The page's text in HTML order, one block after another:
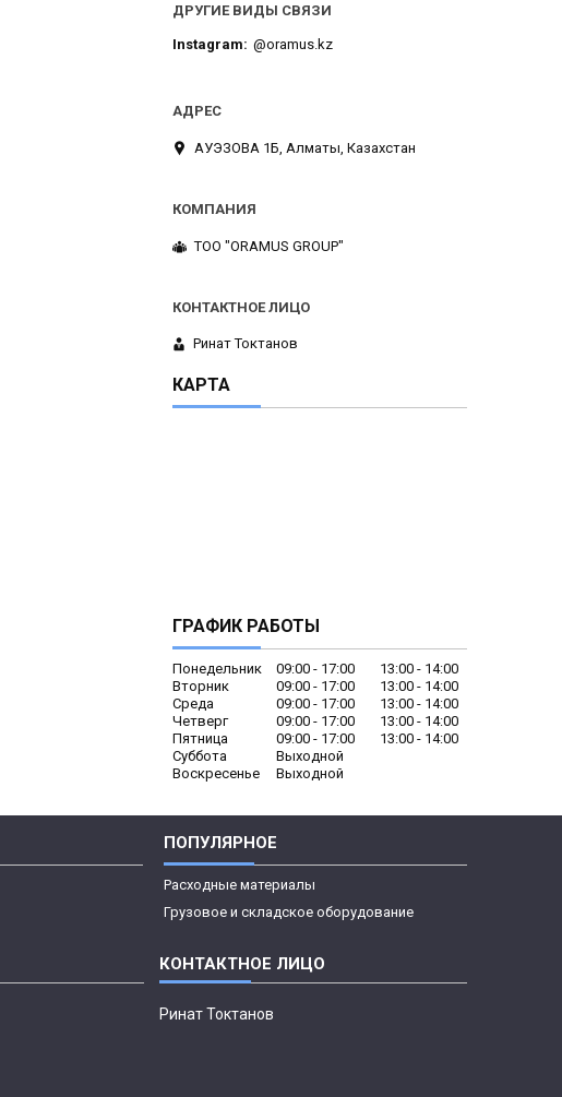
ДРУГИЕ ВИДЫ СВЯЗИ
Instagram @oramus.kz
АУЭЗОВА 1Б, Алматы, Казахстан
ТОО "ORAMUS GROUP"
Ринат Токтанов
КАРТА
ГРАФИК РАБОТЫ
Понедельник 09:00 17:00 13:00
14:00
Вторник
09:00 17:00 13:00
14:00
Среда
09:00 17:00 13:00
14:00
Четверг
09:00 17:00 13:00
14:00
Пятница
09:00 17:00 13:00
14:00
Суббота
Выходной
Воскресенье
Выходной
ПОПУЛЯРНОЕ
Расходные материалы
Грузовое и складское оборудование
Ринат Токтанов